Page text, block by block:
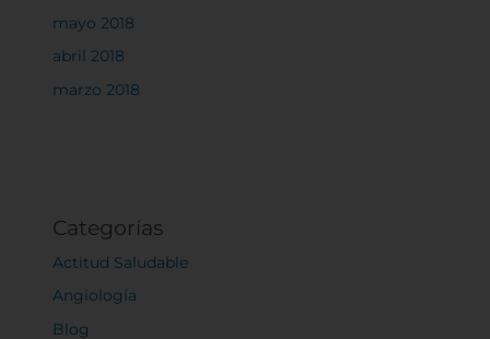
mayo 2018
abril 2018
marzo 2018
Categorías
Actitud Saludable
Angiología
Blog